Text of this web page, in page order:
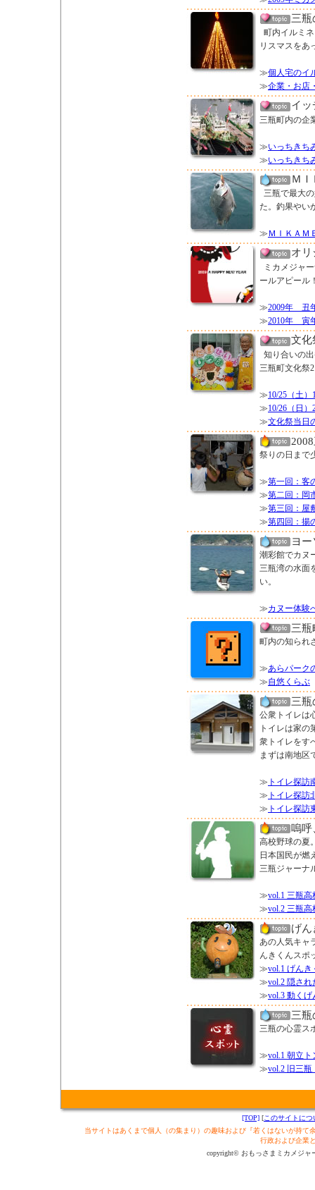
三瓶
町内イルミ
リスマスをあ
≫個人宅のイ
≫企業・お店
イッ
三瓶町内の企
≫いっちきち
≫いっちきち
Ｍ
三瓶で最大
た。釣果やい
≫ ＭＩＫＡＭ
オリ
ミカメジャ
ールアピール
≫2009年 丑
≫2010年 寅
文化
知り合いの
三瓶町文化祭
≫10/25（土
≫10/26（日
≫文化祭当日
祭りの日まで
≫第一回：客
≫第二回：岡
≫第三回：屋
≫第四回：揚
ヨ
潮彩館でカヌ
三瓶湾の水面
い。
≫カヌー体験
三瓶
町内の知られ
≫あらパーク
≫自悠くらぶ
三瓶
公衆トイレは
トイレは家
衆トイレをす
まずは南地区
≫ トイレ探訪
≫ トイレ探訪
≫ トイレ探訪
嗚呼
高校野球の夏
日本国民が燃
三瓶ジャーナ
≫vol.1 三瓶
≫vol.2 三瓶
げん
あの人気キャ
んきくんスポ
≫vol.1 げん
≫vol.2 隠さ
≫vol.3 動く
三瓶
三瓶の心霊ス
≫vol.1 朝立
≫vol.2 旧三瓶
[TOP] [このサイトにつ
当サイトはあくまで個人（の集まり）の趣味および『若くはないが持
行政および企業
copyright© おもっさまミカメジャ